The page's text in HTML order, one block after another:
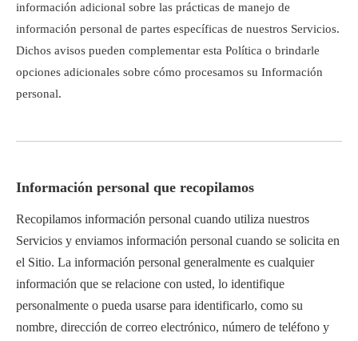
información adicional sobre las prácticas de manejo de
información personal de partes específicas de nuestros Servicios.
Dichos avisos pueden complementar esta Política o brindarle
opciones adicionales sobre cómo procesamos su Información
personal.
Información personal que recopilamos
Recopilamos información personal cuando utiliza nuestros
Servicios y enviamos información personal cuando se solicita en
el Sitio. La información personal generalmente es cualquier
información que se relacione con usted, lo identifique
personalmente o pueda usarse para identificarlo, como su
nombre, dirección de correo electrónico, número de teléfono y